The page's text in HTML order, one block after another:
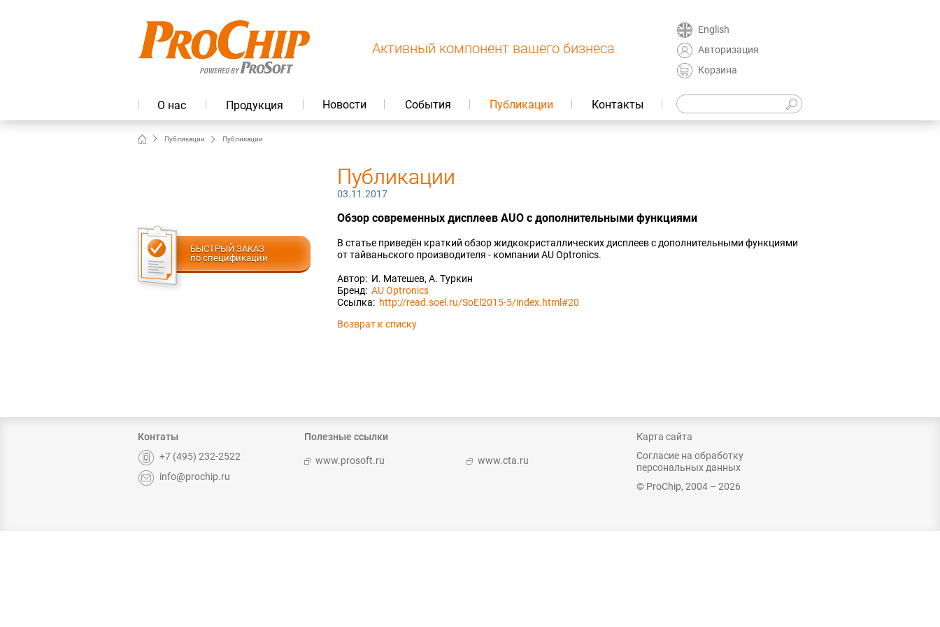
Активный компонент вашего бизнеса
English
Авторизация
Корзина
О нас Продукция Новости События Публикации Контакты
Публикации Публикации
БЫСТРЫЙ ЗАКАЗ
по спецификации
Публикации
03.11.2017
Обзор современных дисплеев AUO с дополнительными функциями
В статье приведён краткий обзор жидкокристаллических дисплеев с дополнительными функциями
от тайваньского производителя - компании AU Optronics.
Автор: И. Матешев, А. Туркин
Бренд: AU Optronics
Ссылка: http://read.soel.ru/SoEl2015-5/index.html#20
Возврат к списку
Контаты
+7 (495) 232-2522
info@prochip.ru
Полезные ссылки
www.prosoft.ru www.cta.ru
Карта сайта
Согласие на обработку
персональных данных
© ProChip, 2004 – 2026